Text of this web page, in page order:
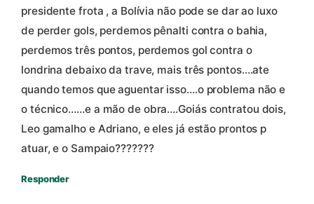
presidente frota , a Bolívia não pode se dar ao luxo
de perder gols, perdemos pênalti contra o bahia,
perdemos três pontos, perdemos gol contra o
londrina debaixo da trave, mais três pontos….ate
quando temos que aguentar isso….o problema não e
o técnico……e a mão de obra….Goiás contratou dois,
Leo gamalho e Adriano, e eles já estão prontos p
atuar, e o Sampaio???????
Responder